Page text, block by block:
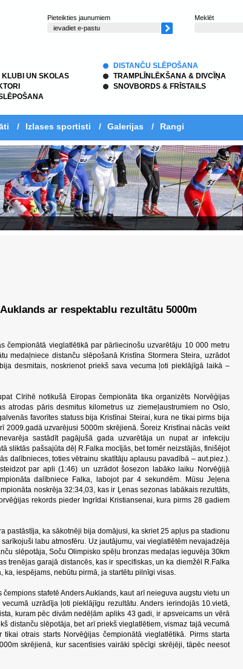
Pieteikties jaunumiem Meklēt
KLUBI UN SKOLAS
DISTANČU SLĒPOŠANA
TRAMPLĪNLĒKŠANA & DIVCĪŅA
SNOVBORDS & FRĪSTAILS
/ Izlases sportisti / Galerijas / Rangi
ar respektablu rezultātu 5000m
čempionātā vieglatlētikā par pārliecinošu uzvarētāju 10 000 metru
medaļniece distanču slēpošanā Kristīna Stormera Steira, uzrādot
desmitais, noskrienot priekš sava vecuma ļoti pieklājīgā laikā –
Cīrihē notikušā Eiropas čempionāta tika organizēts Norvēģijas
atrodas pāris desmitus kilometrus uz ziemeļaustrumiem no Oslo,
favorītes statuss bija Kristīnai Steirai, kura ne tikai pirms bija
2009.gadā uzvarējusi 5000m skrējienā. Šoreiz Kristīnai nācās veikt
sastādīt pagājušā gada uzvarētāja un nupat ar infekciju
sliktās pašsajūta dēļ R.Falka mocījās, bet tomēr neizstājās, finišējot
dalībnieces, toties vētrainu skatītāju aplausu pavadībā – aut.piez.).
par apli (1:46) un uzrādot šosezon labāko laiku Norvēģijā
dalībniece Falka, labojot par 4 sekundēm. Mūsu Jeļena
noskrēja 32:34,03, kas ir Ļenas sezonas labākais rezultāts,
rekords pieder Ingrīdai Kristiansenai, kura pirms 28 gadiem
pastāstīja, ka sākotnēji bija domājusi, ka skriet 25 apļus pa stadionu
labu atmosfēru. Uz jautājumu, vai vieglatlētēm nevajadzēja
slēpotāja, Soču Olimpisko spēļu bronzas medaļas ieguvēja 30km
trenējas garajā distancēs, kas ir specifiskas, un ka diemžēl R.Falka
iespējams, nebūtu pirmā, ja startētu pilnīgi visas.
stafetē Anders Auklands, kaut arī neieguva augstu vietu un
uzrādīja ļoti pieklājīgu rezultātu. Anders ierindojās 10.vietā,
kuram pēc divām nedēļām apliks 43 gadi, ir apsveicams un vērā
distanču slēpotāja, bet arī priekš vieglatlētiem, vismaz tajā vecumā
otrais starts Norvēģijas čempionātā vieglatlētikā. Pirms starta
skrējienā, kur sacentīsies vairāki spēcīgi skrējēji, tāpēc neesot